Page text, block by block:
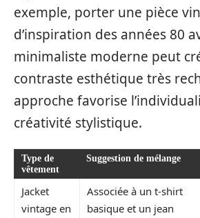
exemple, porter une pièce
d’inspiration des années 80
minimaliste moderne peut
contraste esthétique très
approche favorise
créativité stylistique.
Type de
vêtement
Suggestion de mélange
Jacket
vintage en
Associée à un t-shirt
basique et un jean